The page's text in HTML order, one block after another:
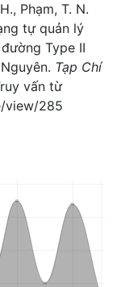
Phạm, T. N.
tự quản lý
Type II
Tạp Chí
vấn từ
view/285